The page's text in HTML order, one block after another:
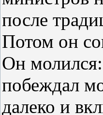
после
Потом он
Он
побеждал
далеко и